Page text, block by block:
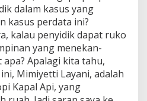
dalam kasus yang
kasus perdata ini?
kalau penyidik dapat ruko
yang menekan-
Apalagi kita tahu,
Mimiyetti Layani, adalah
Kapal Api, yang